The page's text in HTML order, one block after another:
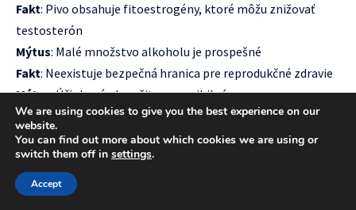
Fakt: Pivo obsahuje fitoestrogény, ktoré môžu znižovať
testosterón
Mýtus: Malé množstvo alkoholu je prospešné
Fakt: Neexistuje bezpečná hranica pre reprodukčné zdravie
Mýtus: Účinky sú okamžite reverzibilné
Fakt: Regenerácia trvá 2-3 mesiace
Mýtus: Kvalita alkoholu nemá význam
Fakt: Rôzne nápoje majú rozdielne dodatočné účinky
We are using cookies to give you the best experience on our
website.
You can find out more about which cookies we are using or
switch them off in settings.
Accept